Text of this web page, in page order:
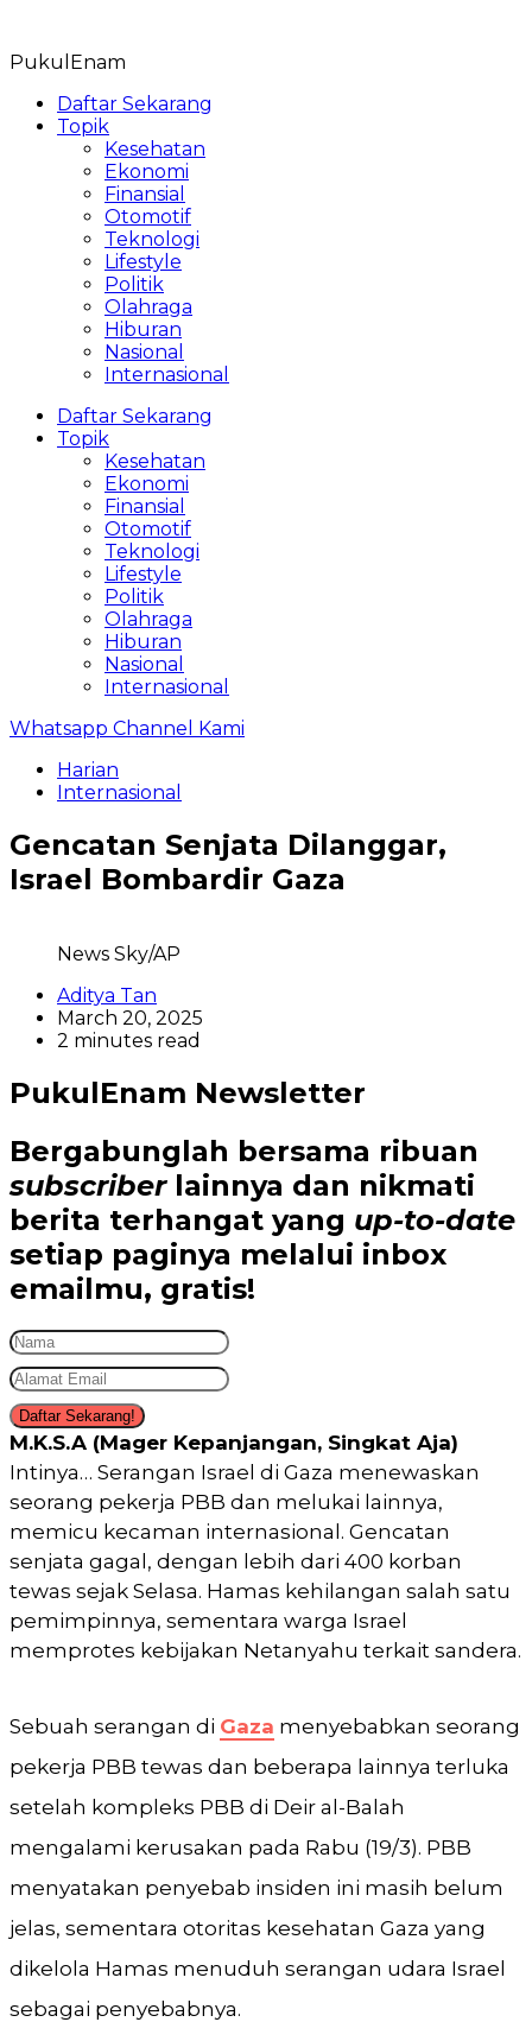
content
PukulEnam
Daftar Sekarang
Topik
Kesehatan
Ekonomi
Finansial
Otomotif
Teknologi
Lifestyle
Politik
Olahraga
Hiburan
Nasional
Internasional
Daftar Sekarang
Topik
Kesehatan
Ekonomi
Finansial
Otomotif
Teknologi
Lifestyle
Politik
Olahraga
Hiburan
Nasional
Internasional
Whatsapp Channel Kami
Harian
Internasional
Gencatan Senjata Dilanggar,
Israel Bombardir Gaza
News Sky/AP
Aditya Tan
March 20, 2025
2 minutes read
PukulEnam Newsletter
Bergabunglah bersama ribuan
subscriberlainnya dan nikmati
berita terhangat yang up-to-date
setiap paginya melalui inbox
emailmu, gratis!
Daftar Sekarang!
M.K.S.A (Mager Kepanjangan, Singkat Aja)
Intinya… Serangan Israel di Gaza menewaskan
seorang pekerja PBB dan melukai lainnya,
memicu kecaman internasional. Gencatan
senjata gagal, dengan lebih dari 400 korban
tewas sejak Selasa. Hamas kehilangan salah satu
pemimpinnya, sementara warga Israel
memprotes kebijakan Netanyahu terkait sandera.
Sebuah serangan di Gaza menyebabkan seorang
pekerja PBB tewas dan beberapa lainnya terluka
setelah kompleks PBB di Deir al-Balah
mengalami kerusakan pada Rabu (19/3). PBB
menyatakan penyebab insiden ini masih belum
jelas, sementara otoritas kesehatan Gaza yang
dikelola Hamas menuduh serangan udara Israel
sebagai penyebabnya.